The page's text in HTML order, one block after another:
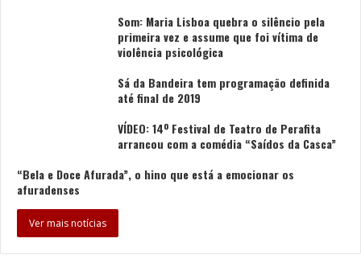
Som: Maria Lisboa quebra o silêncio pela
primeira vez e assume que foi vítima de
violência psicológica
Sá da Bandeira tem programação definida
até final de 2019
VÍDEO: 14º Festival de Teatro de Perafita
arrancou com a comédia “Saídos da Casca”
“Bela e Doce Afurada”, o hino que está a emocionar os
afuradenses
Ver mais notícias